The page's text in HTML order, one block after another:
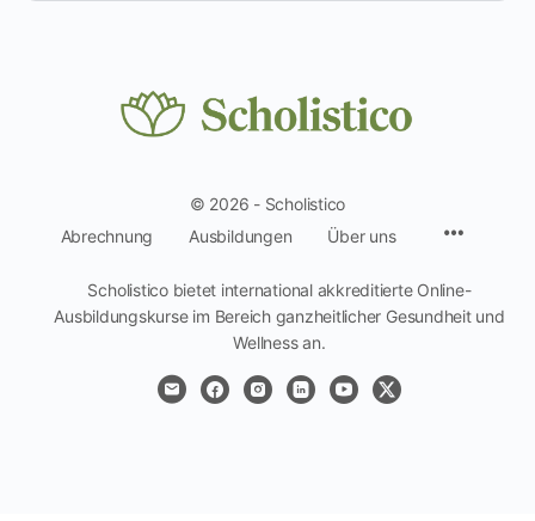
© 2026 - Scholistico
Abrechnung
Ausbildungen Über uns
Scholistico bietet international akkreditierte Online-
Ausbildungskurse im Bereich ganzheitlicher Gesundheit und
Wellness an.